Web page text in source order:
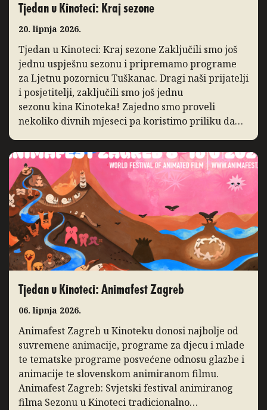
Tjedan u Kinoteci: Kraj sezone
20. lipnja 2026.
Tjedan u Kinoteci: Kraj sezone Zaključili smo još
jednu uspješnu sezonu i pripremamo programe
za Ljetnu pozornicu Tuškanac. Dragi naši prijatelji
i posjetitelji, zaključili smo još jednu
sezonu kina Kinoteka! Zajedno smo proveli
nekoliko divnih mjeseci pa koristimo priliku da
godine bilježimo porast posjećenosti programa,
posebice distribucijskih naslova […]
Tjedan u Kinoteci: Animafest Zagreb
06. lipnja 2026.
Animafest Zagreb u Kinoteku donosi najbolje od
suvremene animacije, programe za djecu i mlade
te tematske programe posvećene odnosu glazbe i
animacije te slovenskom animiranom filmu.
Animafest Zagreb: Svjetski festival animiranog
filma Sezonu u Kinoteci tradicionalno